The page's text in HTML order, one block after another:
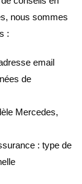
nous sommes
:
email
de
Mercedes,
: type de